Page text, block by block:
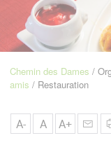
Navigation
Fil
Chemin des Dames
amis Restauration
A- A A+